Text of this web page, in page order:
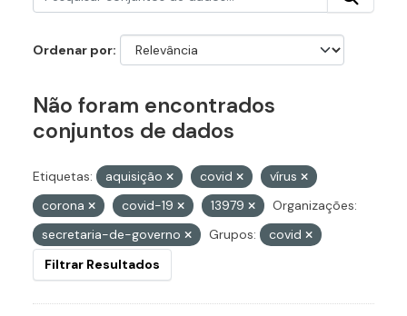
Ordenar por
Não foram encontrados
conjuntos de dados
Etiquetas: aquisição covid
vírus
corona
covid-19 13979
Organizações:
secretaria-de-governo
Grupos:
covid
Filtrar Resultados